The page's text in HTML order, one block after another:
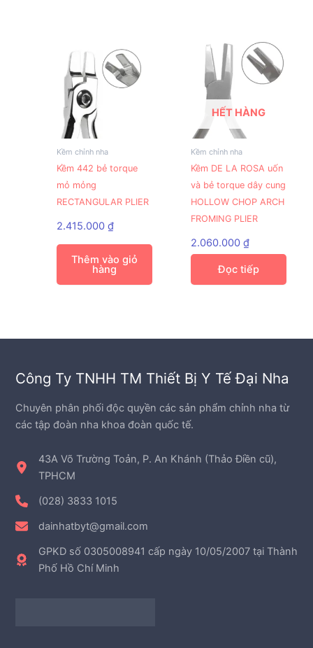
được
chọn
trên
trang
phẩm
Kềm chỉnh nha
Kềm 442 bẻ torque
mỏ mỏng
RECTANGULAR PLIER
2.415.000₫
Thêm vào giỏ
hàng
HẾT HÀNG
Kềm chỉnh nha
Kềm DE LA ROSA uốn
và bẻ torque dây cung
HOLLOW CHOP ARCH
FROMING PLIER
2.060.000₫
Đọc tiếp
Công Ty TNHH TM Thiết Bị Y Tế Đại Nha
Chuyên phân phối độc quyền các sản phẩm chỉnh nha từ
các tập đoàn nha khoa đoàn quốc tế.
43A Võ Trường Toản, P. An Khánh (Thảo Điền cũ),
TPHCM
(028) 3833 1015
dainhatbyt@gmail.com
GPKD số 0305008941 cấp ngày 10/05/2007 tại Thành
Phố Hồ Chí Minh